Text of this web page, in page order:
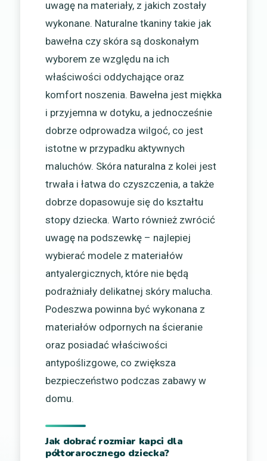
uwagę na materiały, z jakich zostały
wykonane. Naturalne tkaniny takie jak
bawełna czy skóra są doskonałym
wyborem ze względu na ich
właściwości oddychające oraz
komfort noszenia. Bawełna jest miękka
i przyjemna w dotyku, a jednocześnie
dobrze odprowadza wilgoć, co jest
istotne w przypadku aktywnych
maluchów. Skóra naturalna z kolei jest
trwała i łatwa do czyszczenia, a także
dobrze dopasowuje się do kształtu
stopy dziecka. Warto również zwrócić
uwagę na podszewkę – najlepiej
wybierać modele z materiałów
antyalergicznych, które nie będą
podrażniały delikatnej skóry malucha.
Podeszwa powinna być wykonana z
materiałów odpornych na ścieranie
oraz posiadać właściwości
antypoślizgowe, co zwiększa
bezpieczeństwo podczas zabawy w
domu.
Jak dobrać rozmiar kapci dla
półtorarocznego dziecka?